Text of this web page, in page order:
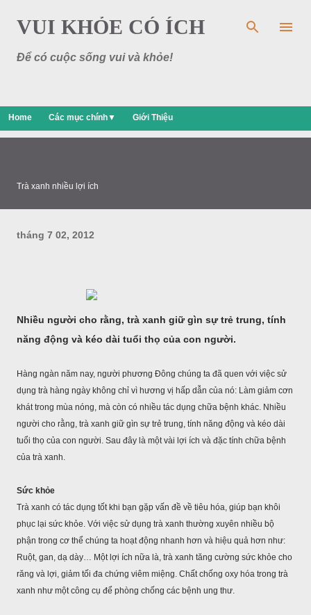
Chuyển đến nội dung chính
VUI KHỎE CÓ ÍCH
Để có cuộc sống vui và khỏe!
Home Các mục chính▼ Giới Thiệu
Trà xanh nhiều lợi ích
tháng 7 02, 2012
Nhiều người cho rằng, trà xanh giữ gìn sự trẻ trung, tính
năng động và kéo dài tuổi thọ của con người.
Hàng ngàn năm nay, người phương Đông chúng ta đã quen với việc sử
dụng trà hàng ngày không chỉ vì hương vị hấp dẫn của nó: Làm giảm cơn
khát trong mùa nóng, mà còn có nhiều tác dụng chữa bệnh khác. Nhiều
người cho rằng, trà xanh giữ gìn sự trẻ trung, tính năng động và kéo dài
tuổi thọ của con người. Sau đây là một vài lợi ích và đặc tính chữa bệnh
của trà xanh.
Sức khỏe
Trà xanh có tác dụng tốt khi bạn gặp vấn đề về tiêu hóa, giúp bạn khôi
phục lại sức khỏe. Với việc sử dụng trà xanh thường xuyên nhiều bộ
phận trong cơ thể chúng ta hoạt động nhanh hơn và hiệu quả hơn như:
Ruột, gan, dạ dày… Một lợi ích nữa là, trà xanh tăng cường sức khỏe cho
răng và lợi, giảm tối đa chứng viêm miệng. Chất chống oxy hóa trong trà
xanh như một công cụ để phòng chống các bệnh ung thư.